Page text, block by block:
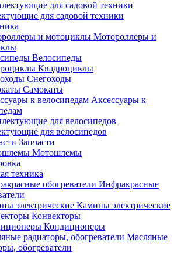
для садовой техники
Мотороллеры и
Велосипеды
Квадроциклы
Снегоходы
Самокаты
Аксессуары к
для велосипедов
Запчасти
Мотошлемы
техника
Инфракрасные
Камины электрические
Конвекторы
Кондиционеры
Масляные
обогреватели